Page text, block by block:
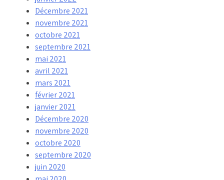
Décembre 2021
novembre 2021
octobre 2021
septembre 2021
mai 2021
avril 2021
mars 2021
février 2021
janvier 2021
Décembre 2020
novembre 2020
octobre 2020
septembre 2020
juin 2020